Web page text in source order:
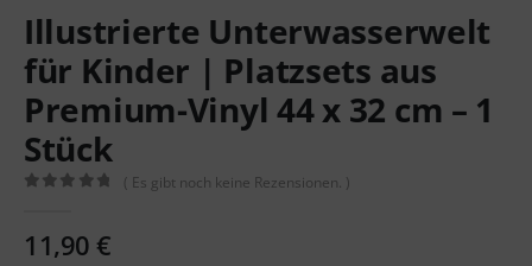
Illustrierte Unterwasserwelt
für Kinder | Platzsets aus
Premium-Vinyl 44 x 32 cm – 1
Stück
( Es gibt noch keine Rezensionen. )
11,90€